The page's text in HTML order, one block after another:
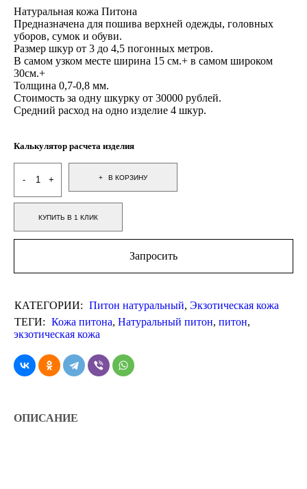
Натуральная кожа Питона
Предназначена для пошива верхней одежды, головных
уборов, сумок и обуви.
Размер шкур от 3 до 4,5 погонных метров.
В самом узком месте ширина 15 см.+ в самом широком
30см.+
Толщина 0,7-0,8 мм.
Стоимость за одну шкурку от 30000 рублей.
Средний расход на одно изделие 4 шкур.
Калькулятор расчета изделия
В КОРЗИНУ
КУПИТЬ В 1 КЛИК
Запросить
КАТЕГОРИИ: Питон натуральный, Экзотическая кожа
ТЕГИ: Кожа питона, Натуральный питон, питон,
экзотическая кожа
ОПИСАНИЕ